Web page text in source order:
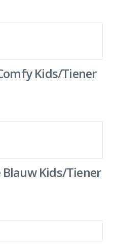
Kids/Tiener
Blauw Kids/Tiener